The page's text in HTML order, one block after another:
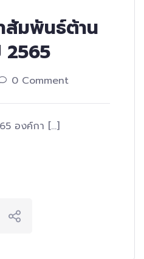
สัมพันธ์ต้าน
2565
0 Comment
องค์กา […]